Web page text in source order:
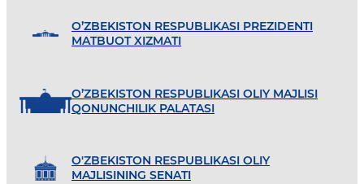
O’ZBEKISTON RESPUBLIKASI PREZIDENTI
MATBUOT XIZMATI
O’ZBEKISTON RESPUBLIKASI OLIY MAJLISI
QONUNCHILIK PALATASI
O'ZBEKISTON RESPUBLIKASI OLIY
MAJLISINING SENATI